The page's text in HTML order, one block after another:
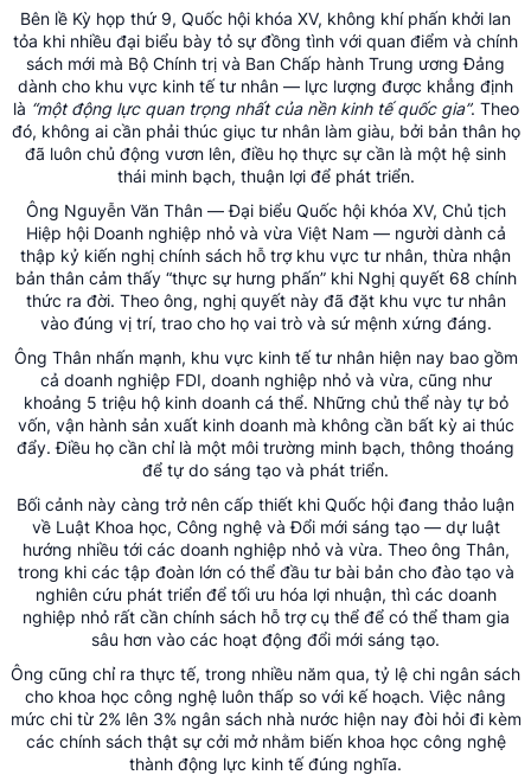
Bên lề Kỳ họp thứ 9, Quốc hội khóa XV, không khí phấn khởi lan
tỏa khi nhiều đại biểu bày tỏ sự đồng tình với quan điểm và chính
sách mới mà Bộ Chính trị và Ban Chấp hành Trung ương Đảng
dành cho khu vực kinh tế tư nhân — lực lượng được khẳng định
là “một động lực quan trọng nhất của nền kinh tế quốc gia”. Theo
đó, không ai cần phải thúc giục tư nhân làm giàu, bởi bản thân họ
đã luôn chủ động vươn lên, điều họ thực sự cần là một hệ sinh
thái minh bạch, thuận lợi để phát triển.
Ông Nguyễn Văn Thân — Đại biểu Quốc hội khóa XV, Chủ tịch
Hiệp hội Doanh nghiệp nhỏ và vừa Việt Nam — người dành cả
thập kỷ kiến nghị chính sách hỗ trợ khu vực tư nhân, thừa nhận
bản thân cảm thấy “thực sự hưng phấn” khi Nghị quyết 68 chính
thức ra đời. Theo ông, nghị quyết này đã đặt khu vực tư nhân
vào đúng vị trí, trao cho họ vai trò và sứ mệnh xứng đáng.
Ông Thân nhấn mạnh, khu vực kinh tế tư nhân hiện nay bao gồm
cả doanh nghiệp FDI, doanh nghiệp nhỏ và vừa, cũng như
khoảng 5 triệu hộ kinh doanh cá thể. Những chủ thể này tự bỏ
vốn, vận hành sản xuất kinh doanh mà không cần bất kỳ ai thúc
đẩy. Điều họ cần chỉ là một môi trường minh bạch, thông thoáng
để tự do sáng tạo và phát triển.
Bối cảnh này càng trở nên cấp thiết khi Quốc hội đang thảo luận
về Luật Khoa học, Công nghệ và Đổi mới sáng tạo — dự luật
hướng nhiều tới các doanh nghiệp nhỏ và vừa. Theo ông Thân,
trong khi các tập đoàn lớn có thể đầu tư bài bản cho đào tạo và
nghiên cứu phát triển để tối ưu hóa lợi nhuận, thì các doanh
nghiệp nhỏ rất cần chính sách hỗ trợ cụ thể để có thể tham gia
sâu hơn vào các hoạt động đổi mới sáng tạo.
Ông cũng chỉ ra thực tế, trong nhiều năm qua, tỷ lệ chi ngân sách
cho khoa học công nghệ luôn thấp so với kế hoạch. Việc nâng
mức chi từ 2% lên 3% ngân sách nhà nước hiện nay đòi hỏi đi kèm
các chính sách thật sự cởi mở nhằm biến khoa học công nghệ
thành động lực kinh tế đúng nghĩa.